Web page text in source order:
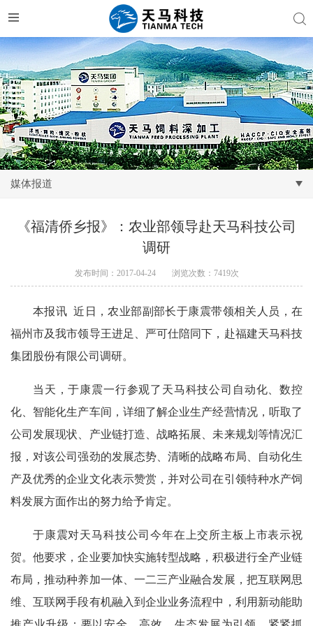
媒体报道
《福清侨乡报》：农业部领导赴天马科技公司
调研
发布时间：2017-04-24 浏览次数：7419次
本报讯 近日，农业部副部长于康震带领相关人员，在
福州市及我市领导王进足、严可仕陪同下，赴福建天马科技
集团股份有限公司调研。
当天，于康震一行参观了天马科技公司自动化、数控
化、智能化生产车间，详细了解企业生产经营情况，听取了
公司发展现状、产业链打造、战略拓展、未来规划等情况汇
报，对该公司强劲的发展态势、清晰的战略布局、自动化生
产及优秀的企业文化表示赞赏，并对公司在引领特种水产饲
料发展方面作出的努力给予肯定。
于康震对天马科技公司今年在上交所主板上市表示祝
贺。他要求，企业要加快实施转型战略，积极进行全产业链
布局，推动种养加一体、一二三产业融合发展，把互联网思
维、互联网手段有机融入到企业业务流程中，利用新动能助